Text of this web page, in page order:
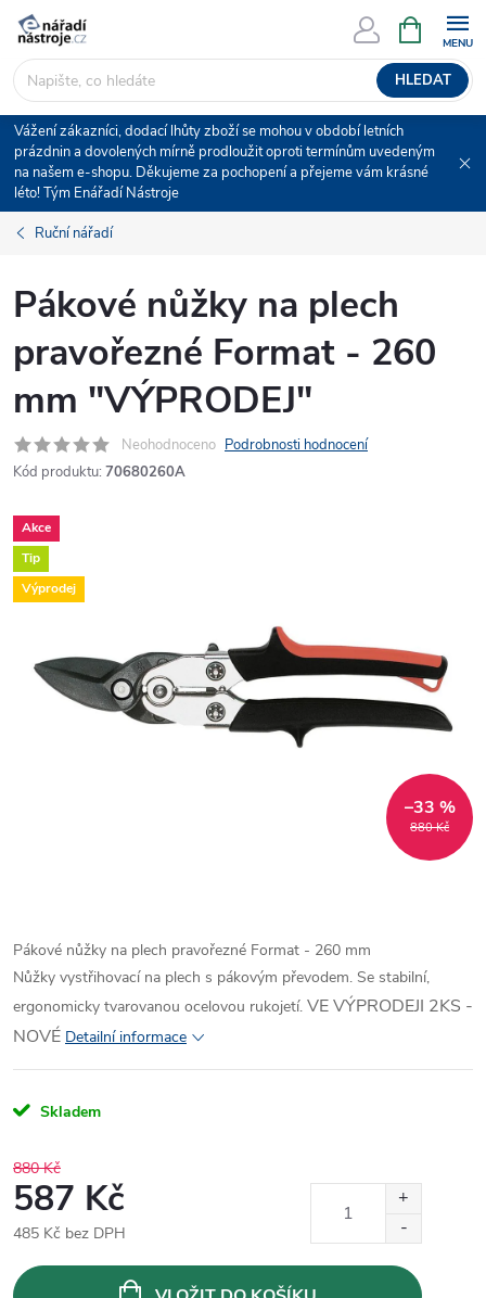
Přejít
obsah
HLEDAT
NÁKUPNÍ
KOŠÍK
Vážení zákazníci, dodací lhůty zboží se mohou v období letních
prázdnin a dovolených mírně prodloužit oproti termínům uvedeným
na našem e-shopu. Děkujeme za pochopení a přejeme vám krásné
léto! Tým Enářadí Nástroje
Ruční nářadí
Pákové nůžky na plech
pravořezné Format - 260
mm "VÝPRODEJ"
Neohodnoceno Podrobnosti hodnocení
Kód produktu: 70680260A
Akce
Tip
Výprodej
880 Kč
–33 %
Pákové nůžky na plech pravořezné Format - 260 mm
Nůžky vystřihovací na plech s pákovým převodem. Se stabilní,
ergonomicky tvarovanou ocelovou rukojetí. VE VÝPRODEJI 2KS -
NOVÉ Detailní informace
Skladem
880 Kč
587 Kč
485 Kč bez DPH
cena: